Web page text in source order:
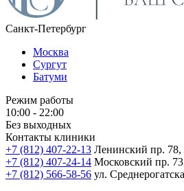
Санкт-Петербург
Москва
Сургут
Батуми
Режим работы
10:00 - 22:00
Без выходных
Контакты клиники
+7 (812) 407-22-13 Ленинский пр. 78,
+7 (812) 407-24-14 Московский пр.
+7 (812) 566-58-56 ул.